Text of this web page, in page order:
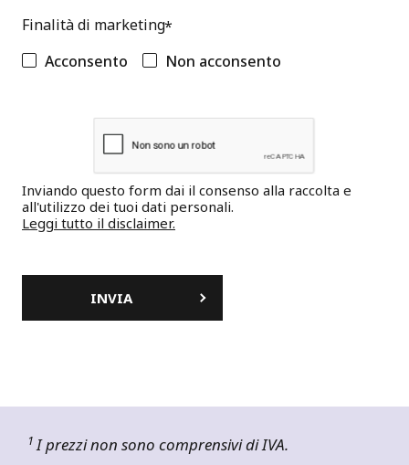
Finalità di marketing
Acconsento
Non acconsento
Inviando questo form dai il consenso alla raccolta e
all'utilizzo dei tuoi dati personali.
Leggi tutto il disclaimer.
1 I prezzi non sono comprensivi di IVA.